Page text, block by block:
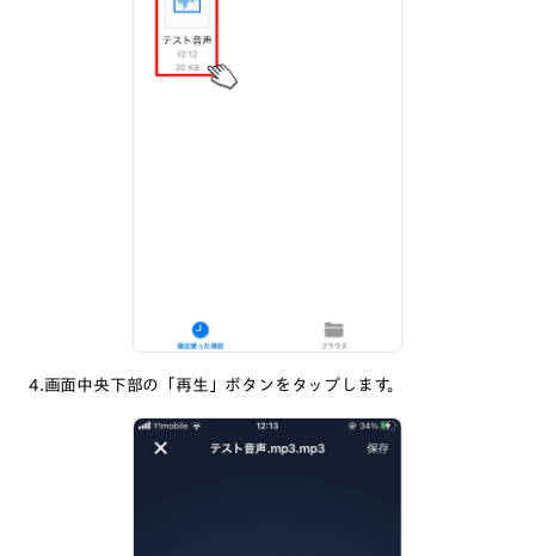
4.画面中央下部の「再生」ボタンをタップします。